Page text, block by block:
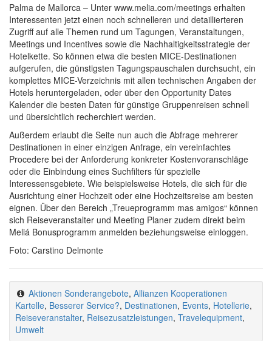
Palma de Mallorca – Unter www.melia.com/meetings erhalten
Interessenten jetzt einen noch schnelleren und detaillierteren
Zugriff auf alle Themen rund um Tagungen, Veranstaltungen,
Meetings und Incentives sowie die Nachhaltig­keitsstrategie der
Hotelkette. So können etwa die besten MICE-Destinationen
aufgerufen, die günstigsten Tagungspauschalen durchsucht, ein
komplettes MICE-Verzeichnis mit allen techni­schen Angaben der
Hotels heruntergeladen, oder über den Opportunity Dates
Kalender die besten Daten für günstige Gruppenreisen schnell
und übersichtlich recherchiert werden.
Außerdem er­laubt die Seite nun auch die Abfrage mehrerer
Destinationen in einer einzigen Anfrage, ein ver­einfachtes
Procedere bei der Anforderung kon­kreter Kostenvoranschläge
oder die Einbindung eines Suchfilters für spezielle
Interessensgebiete. Wie beispielsweise Hotels, die sich für die
Ausrichtung einer Hochzeit oder eine Hochzeitsreise am besten
eignen. Über den Bereich „Treueprogramm mas amigos“ können
sich Reiseveranstalter und Meeting Planer zudem direkt beim
Meliá Bonus­programm anmelden beziehungsweise einloggen.
Foto: Carstino Delmonte
Aktionen Sonderangebote, Allianzen Kooperationen
Kartelle, Besserer Service?, Destinationen, Events, Hotellerie,
Reiseveranstalter, Reisezusatzleistungen, Travelequipment,
Umwelt